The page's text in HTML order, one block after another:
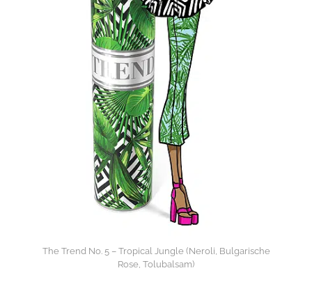
The Trend No. 5 – Tropical Jungle (Neroli, Bulgarische
Rose, Tolubalsam)